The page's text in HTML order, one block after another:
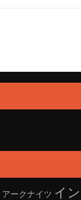
アークナイツ イ